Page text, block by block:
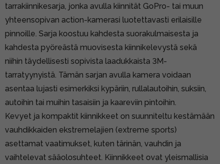
tarrakiinnikesarja, jonka avulla kiinnität GoPro- tai muun
yhteensopivan action-kamerasi luotettavasti erilaisille
pinnoille. Sarja koostuu kahdesta suorakulmaisesta ja
kahdesta pyöreästä muovisesta kiinnikelevystä sekä
niihin täydellisesti sopivista laadukkaista 3M-
tarratyynyistä. Tämän sarjan avulla kamera voidaan
asentaa lujasti esimerkiksi kypäriin, rullalautoihin, suksiin,
autoihin tai muihin tasaisiin ja kaareviin pintoihin.
Kevyet ja kompaktit kiinnikkeet on suunniteltu kestämään
vauhdikkaiden ekstremelajien (extreme sports)
asettamat vaatimukset, kuten tärinän, vauhdin ja
vaihtelevat sääolosuhteet. Kiinnikkeet ovat yleismallisia